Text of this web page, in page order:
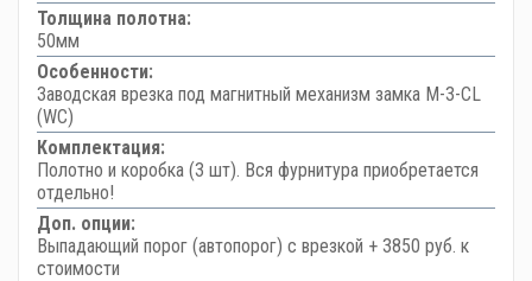
Толщина полотна:
50мм
Особенности:
Заводская врезка под магнитный механизм замка M-3-CL
(WC)
Комплектация:
Полотно и коробка (3 шт). Вся фурнитура приобретается
отдельно!
Доп. опции:
Выпадающий порог (автопорог) с врезкой + 3850 руб. к
стоимости